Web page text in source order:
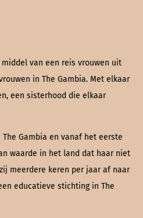
van een reis vrouwen uit
in The Gambia. Met elkaar
een sisterhood die elkaar
Gambia en vanaf het eerste
waarde in het land dat haar niet
meerdere keren per jaar af naar
educatieve stichting in The